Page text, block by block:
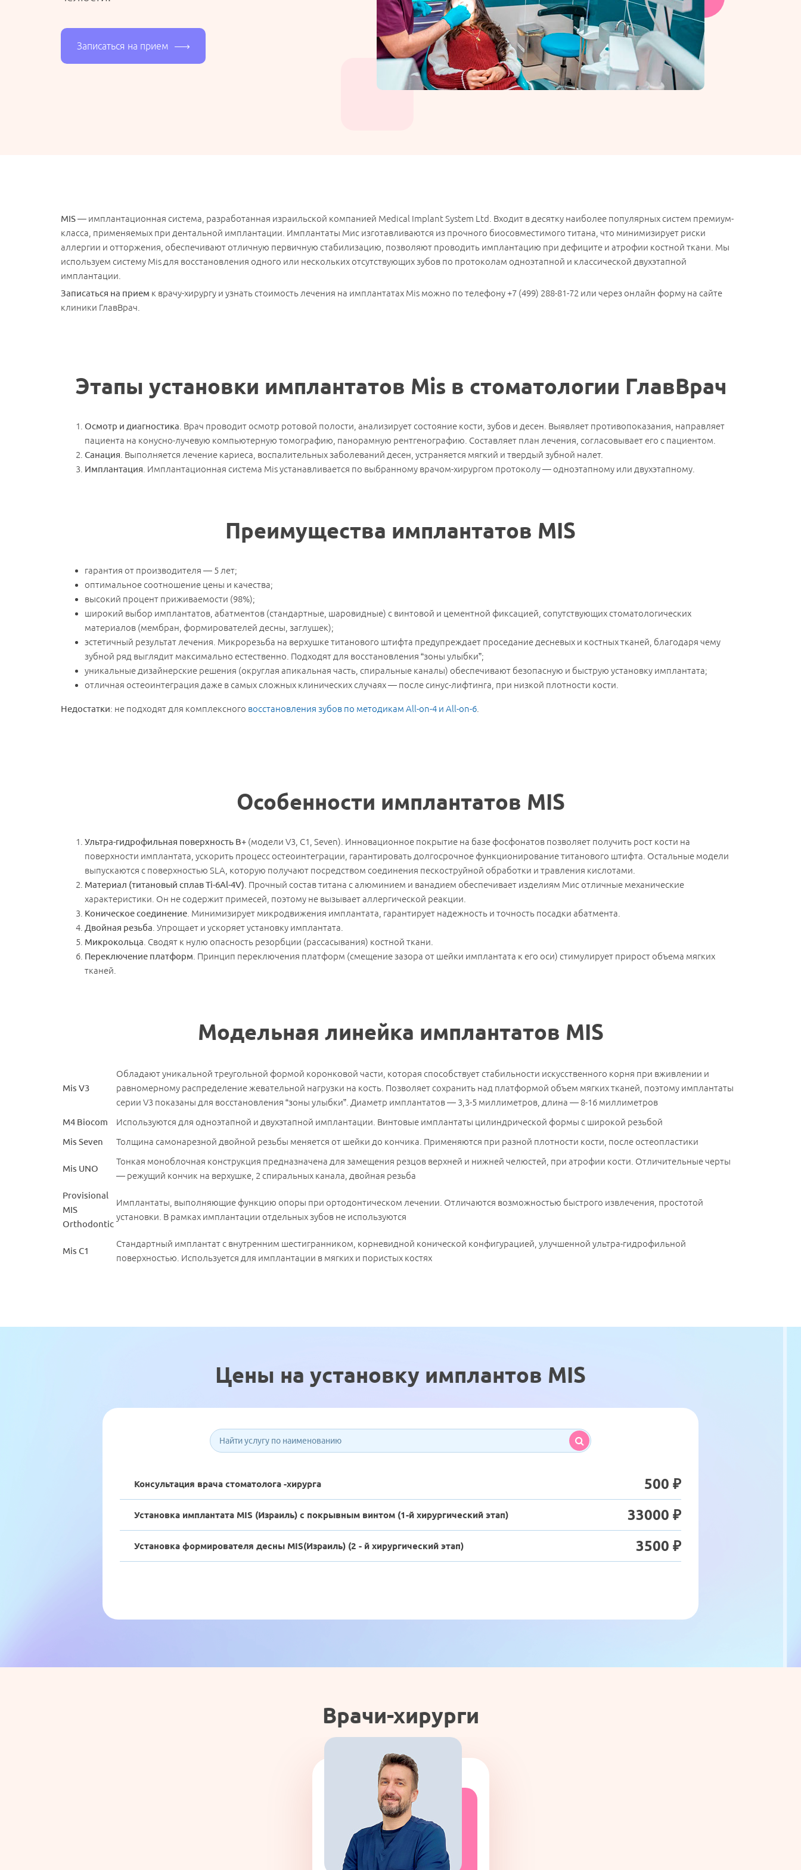
Записаться на прием
MIS— имплантационная система, разработанная израильской компанией Medical Implant System Ltd. Входит в десятку наиболее популярных систем премиум-
класса, применяемых при дентальной имплантации. Имплантаты Мис изготавливаются из прочного биосовместимого титана, что минимизирует риски
аллергии и отторжения, обеспечивают отличную первичную стабилизацию, позволяют проводить имплантацию при дефиците и атрофии костной ткани. Мы
используем систему Mis для восстановления одного или нескольких отсутствующих зубов по протоколам одноэтапной и классической двухэтапной
имплантации.
Записаться на прием к врачу-хирургу и узнать стоимость лечения на имплантатах Mis можно по телефону +7 (499) 288-81-72 или через онлайн форму на сайте
клиники ГлавВрач.
Этапы установки имплантатов Mis в стоматологии ГлавВрач
Осмотр и диагностика . Врач проводит осмотр ротовой полости, анализирует состояние кости, зубов и десен. Выявляет противопоказания, направляет
пациента на конусно-лучевую компьютерную томографию, панорамную рентгенографию. Составляет план лечения, согласовывает его с пациентом.
Санация . Выполняется лечение кариеса, воспалительных заболеваний десен, устраняется мягкий и твердый зубной налет.
Имплантация . Имплантационная система Mis устанавливается по выбранному врачом-хирургом протоколу — одноэтапному или двухэтапному.
Преимущества имплантатов MIS
гарантия от производителя — 5 лет;
оптимальное соотношение цены и качества;
высокий процент приживаемости (98%);
широкий выбор имплантатов, абатментов (стандартные, шаровидные) с винтовой и цементной фиксацией, сопутствующих стоматологических
материалов (мембран, формирователей десны, заглушек);
эстетичный результат лечения. Микрорезьба на верхушке титанового штифта предупреждает проседание десневых и костных тканей, благодаря чему
зубной ряд выглядит максимально естественно. Подходят для восстановления “зоны улыбки”;
уникальные дизайнерские решения (округлая апикальная часть, спиральные каналы) обеспечивают безопасную и быструю установку имплантата;
отличная остеоинтеграция даже в самых сложных клинических случаях — после синус-лифтинга, при низкой плотности кости.
Недостатки: не подходят для комплексного восстановления зубов по методикам All-on-4 и All-on-6
Особенности имплантатов MIS
Ультра-гидрофильная поверхность B+ (модели V3, C1, Seven). Инновационное покрытие на базе фосфонатов позволяет получить рост кости на
поверхности имплантата, ускорить процесс остеоинтеграции, гарантировать долгосрочное функционирование титанового штифта. Остальные модели
выпускаются с поверхностью SLA, которую получают посредством соединения пескоструйной обработки и травления кислотами.
Материал (титановый сплав Ti-6Al-4V) . Прочный состав титана с алюминием и ванадием обеспечивает изделиям Мис отличные механические
характеристики. Он не содержит примесей, поэтому не вызывает аллергической реакции.
Коническое соединение . Минимизирует микродвижения имплантата, гарантирует надежность и точность посадки абатмента.
Двойная резьба . Упрощает и ускоряет установку имплантата.
Микрокольца . Сводят к нулю опасность резорбции (рассасывания) костной ткани.
Переключение платформ . Принцип переключения платформ (смещение зазора от шейки имплантата к его оси) стимулирует прирост объема мягких
тканей.
Модельная линейка имплантатов MIS
Mis V3
Обладают уникальной треугольной формой коронковой части, которая способствует стабильности искусственного корня при вживлении и
равномерному распределение жевательной нагрузки на кость. Позволяет сохранить над платформой объем мягких тканей, поэтому имплантаты
серии V3 показаны для восстановления “зоны улыбки”. Диаметр имплантатов — 3,3-5 миллиметров, длина — 8-16 миллиметров
M4 Biocom
Используются для одноэтапной и двухэтапной имплантации. Винтовые имплантаты цилиндрической формы с широкой резьбой
Mis Seven
Толщина самонарезной двойной резьбы меняется от шейки до кончика. Применяются при разной плотности кости, после остеопластики
Mis UNO
Тонкая моноблочная конструкция предназначена для замещения резцов верхней и нижней челюстей, при атрофии кости. Отличительные черты
— режущий кончик на верхушке, 2 спиральных канала, двойная резьба
Provisional
MIS
Orthodontic
Имплантаты, выполняющие функцию опоры при ортодонтическом лечении. Отличаются возможностью быстрого извлечения, простотой
установки. В рамках имплантации отдельных зубов не используются
Mis С1
Стандартный имплантат с внутренним шестигранником, корневидной конической конфигурацией, улучшенной ультра-гидрофильной
поверхностью. Используется для имплантации в мягких и пористых костях
Цены на установку имплантов MIS
Консультация врача стоматолога -хирурга 500 ₽
Установка имплантата MIS (Израиль) с покрывным винтом (1-й хирургический этап) 33000 ₽
Установка формирователя десны MIS(Израиль) (2 - й хирургический этап) 3500 ₽
Врачи-хирурги
Имя
Телефон*
Я ознакомлен и согласен с«Условиями сбора
и обработки персональных данных».
Направление Специалист
Имя* Телефон*
обработки персональных данных».
Записаться на прием